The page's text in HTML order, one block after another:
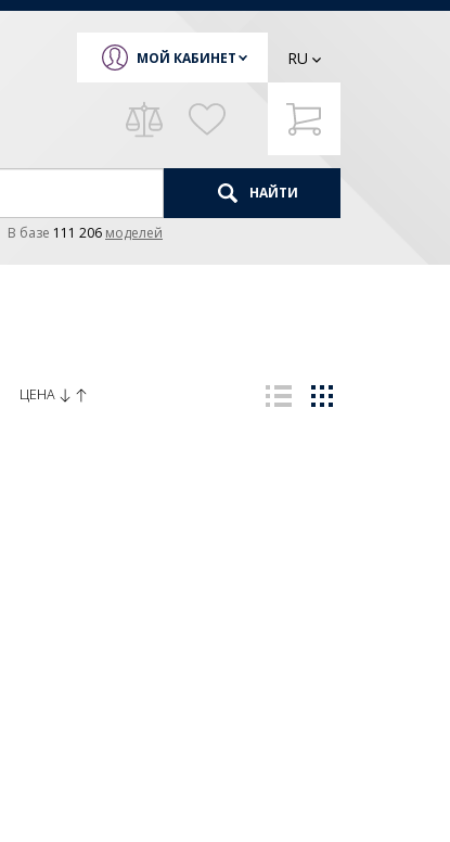
МОЙ КАБИНЕТ RU
НАЙТИ
В базе 111 206 моделей
ЦЕНА